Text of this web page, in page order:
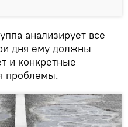
анализирует все
дня ему должны
и конкретные
проблемы.